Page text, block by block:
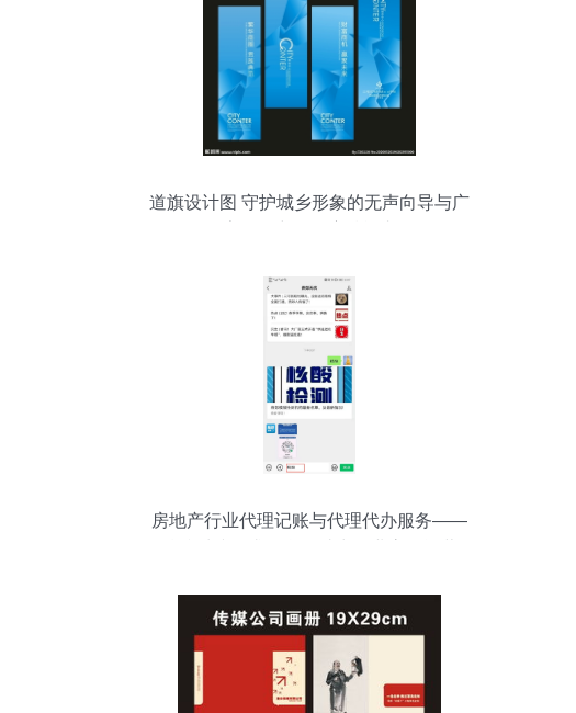
道旗设计图 守护城乡形象的无声向导与广
房地产行业代理记账与代理代办服务——